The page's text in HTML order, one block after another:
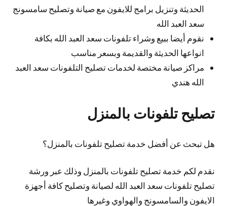
الحديثة وتنزيل برامج للايفون مع صيانة وتصليح سامسونج
سعد العبد الله
نقوم أيضا ببيع وشراء تلفونات سعد العبد الله بكافة
انواعها الحديثة والقديمة وبسعر مناسب
مراكز صيانة مختصة لخدمات تصليح التلفونات سعد العبد
الله هندي
تصليح تلفونات بالمنزل
هل تبحث عن أفضل خدمة تصليح تلفونات بالمنزل؟
نقدم لكم خدمة تصليح تلفونات بالمنزل وذلك عبر ورشة
تصليح تلفونات سعد العبد الله لصيانة وتصليح كافة أجهزة
الايفون والسامسونج والهواوي وغيرها